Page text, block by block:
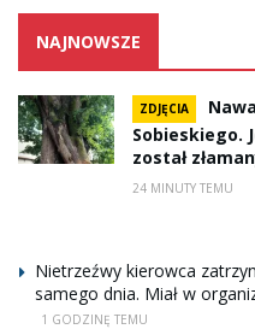
NAJNOWSZE
ZDJĘCIA
Sobieskiego.
został
24 MINUTY TEMU
Nietrzeźwy kierowca
samego dnia. Miał w
1 GODZINĘ TEMU